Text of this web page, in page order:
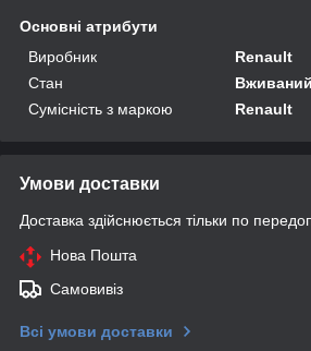
Основні атрибути
Виробник
Renault
Стан
Вживаний
Сумісність з маркою
Renault
Умови доставки
Доставка здійснюється тільки по
Нова Пошта
Самовивіз
Всі умови доставки